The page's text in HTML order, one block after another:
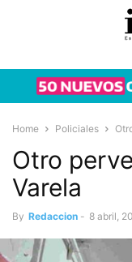
Home Policiales
Otro
Varela
By Redaccion - 8 abril,